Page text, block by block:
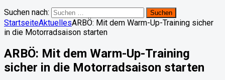
Suchen nach:
StartseiteAktuellesARBÖ: Mit dem Warm-Up-Training sicher
in die Motorradsaison starten
ARBÖ: Mit dem Warm-Up-Training
sicher in die Motorradsaison starten